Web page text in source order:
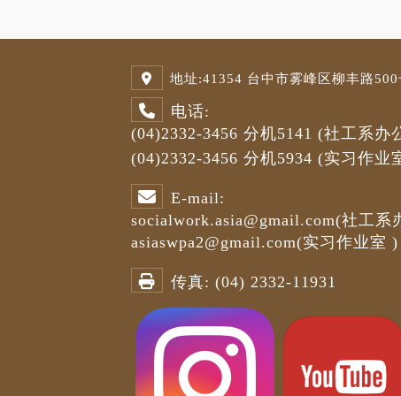
地址:41354 台中市雾峰区柳丰路
电话:
(04)2332-3456 分机5141 (社工系办
(04)2332-3456 分机5934 (实习作业
E-mail:
socialwork.asia@gmail.com(社工系
asiaswpa2@gmail.com(实习作业室 )
传真: (04) 2332-11931